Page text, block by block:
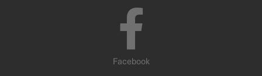
Facebook